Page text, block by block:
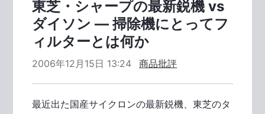
東芝・シャープの最新鋭機 vs
ダイソン ― 掃除機にとってフ
ィルターとは何か
2006年12月15日 13:24 商品批評
最近出た国産サイクロンの最新鋭機、東芝のタ